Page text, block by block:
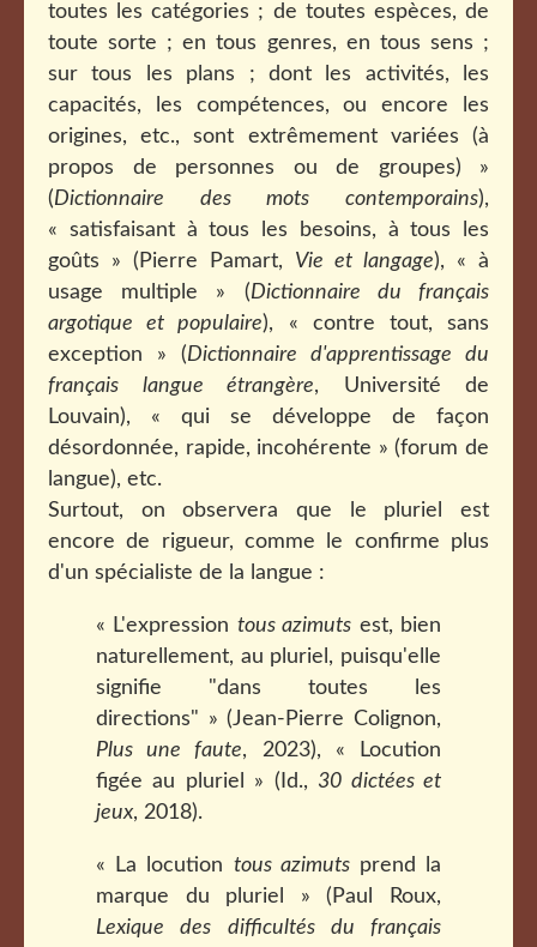
toutes les catégories ; de toutes espèces, de
toute sorte ; en tous genres, en tous sens ;
sur tous les plans ; dont les activités, les
capacités, les compétences, ou encore les
origines, etc., sont extrêmement variées (à
propos de personnes ou de groupes) »
(Dictionnaire des mots contemporains),
« satisfaisant à tous les besoins, à tous les
goûts » (Pierre Pamart, Vie et langage), « à
usage multiple » (Dictionnaire du français
argotique et populaire), « contre tout, sans
exception » (Dictionnaire d'apprentissage du
français langue étrangère, Université de
Louvain), « qui se développe de façon
désordonnée, rapide, incohérente » (forum de
langue), etc.
Surtout, on observera que le pluriel est
encore de rigueur, comme le confirme plus
d'un spécialiste de la langue :
« L'expression tous azimuts est, bien
naturellement, au pluriel, puisqu'elle
signifie "dans toutes les
directions" » (Jean-Pierre Colignon,
Plus une faute, 2023), « Locution
figée au pluriel » (Id., 30 dictées et
jeux, 2018).
« La locution tous azimutsprend la
marque du pluriel » (Paul Roux,
Lexique des difficultés du français